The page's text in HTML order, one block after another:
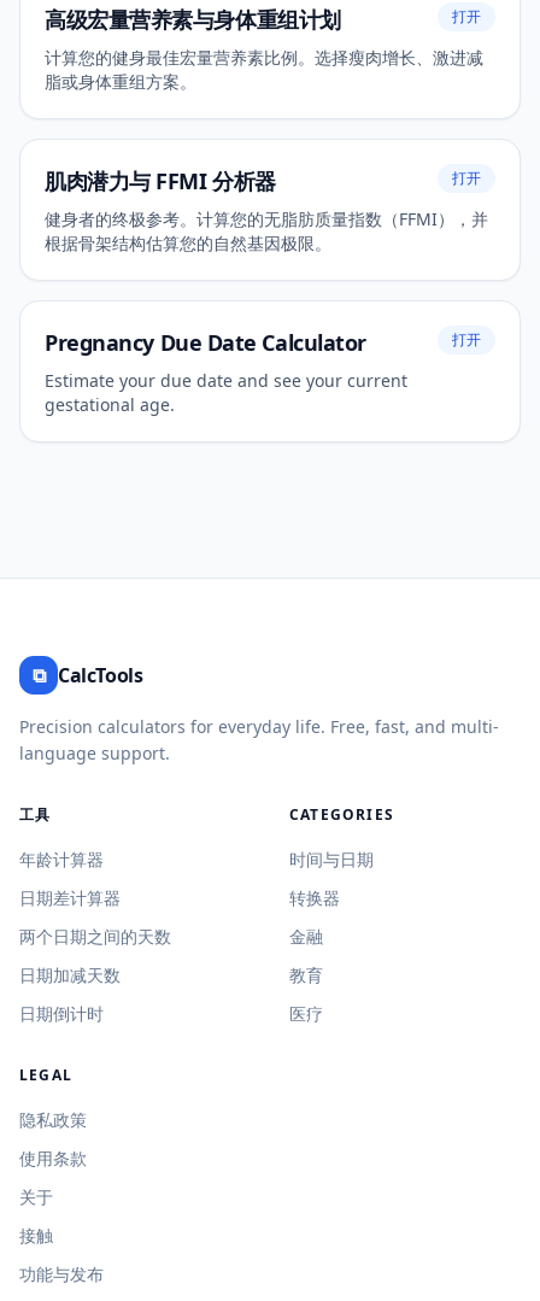
高级宏量营养素与身体重组计划 打开
计算您的健身最佳宏量营养素比例。选择瘦肉增长、激进减
脂或身体重组方案。
肌肉潜力与 FFMI 分析器 打开
健身者的终极参考。计算您的无脂肪质量指数（FFMI），并
根据骨架结构估算您的自然基因极限。
Pregnancy Due Date Calculator 打开
Estimate your due date and see your current
gestational age.
⧉ CalcTools
Precision calculators for everyday life. Free, fast, and multi-
language support.
工具
年龄计算器
日期差计算器
两个日期之间的天数
日期加减天数
日期倒计时
CATEGORIES
时间与日期
转换器
金融
教育
医疗
LEGAL
隐私政策
使用条款
关于
接触
功能与发布